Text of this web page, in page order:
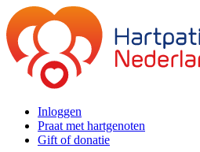
Inloggen
Praat met hartgenoten
Gift of donatie